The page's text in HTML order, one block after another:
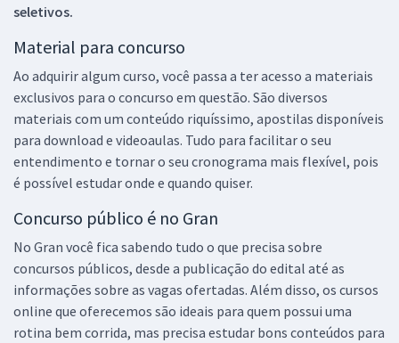
seletivos.
Material para concurso
Ao adquirir algum curso, você passa a ter acesso a materiais
exclusivos para o concurso em questão. São diversos
materiais com um conteúdo riquíssimo, apostilas disponíveis
para download e videoaulas. Tudo para facilitar o seu
entendimento e tornar o seu cronograma mais flexível, pois
é possível estudar onde e quando quiser.
Concurso público é no Gran
No Gran você fica sabendo tudo o que precisa sobre
concursos públicos, desde a publicação do edital até as
informações sobre as vagas ofertadas. Além disso, os cursos
online que oferecemos são ideais para quem possui uma
rotina bem corrida, mas precisa estudar bons conteúdos para